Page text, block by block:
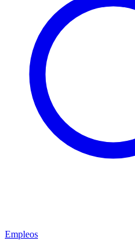
Empleos